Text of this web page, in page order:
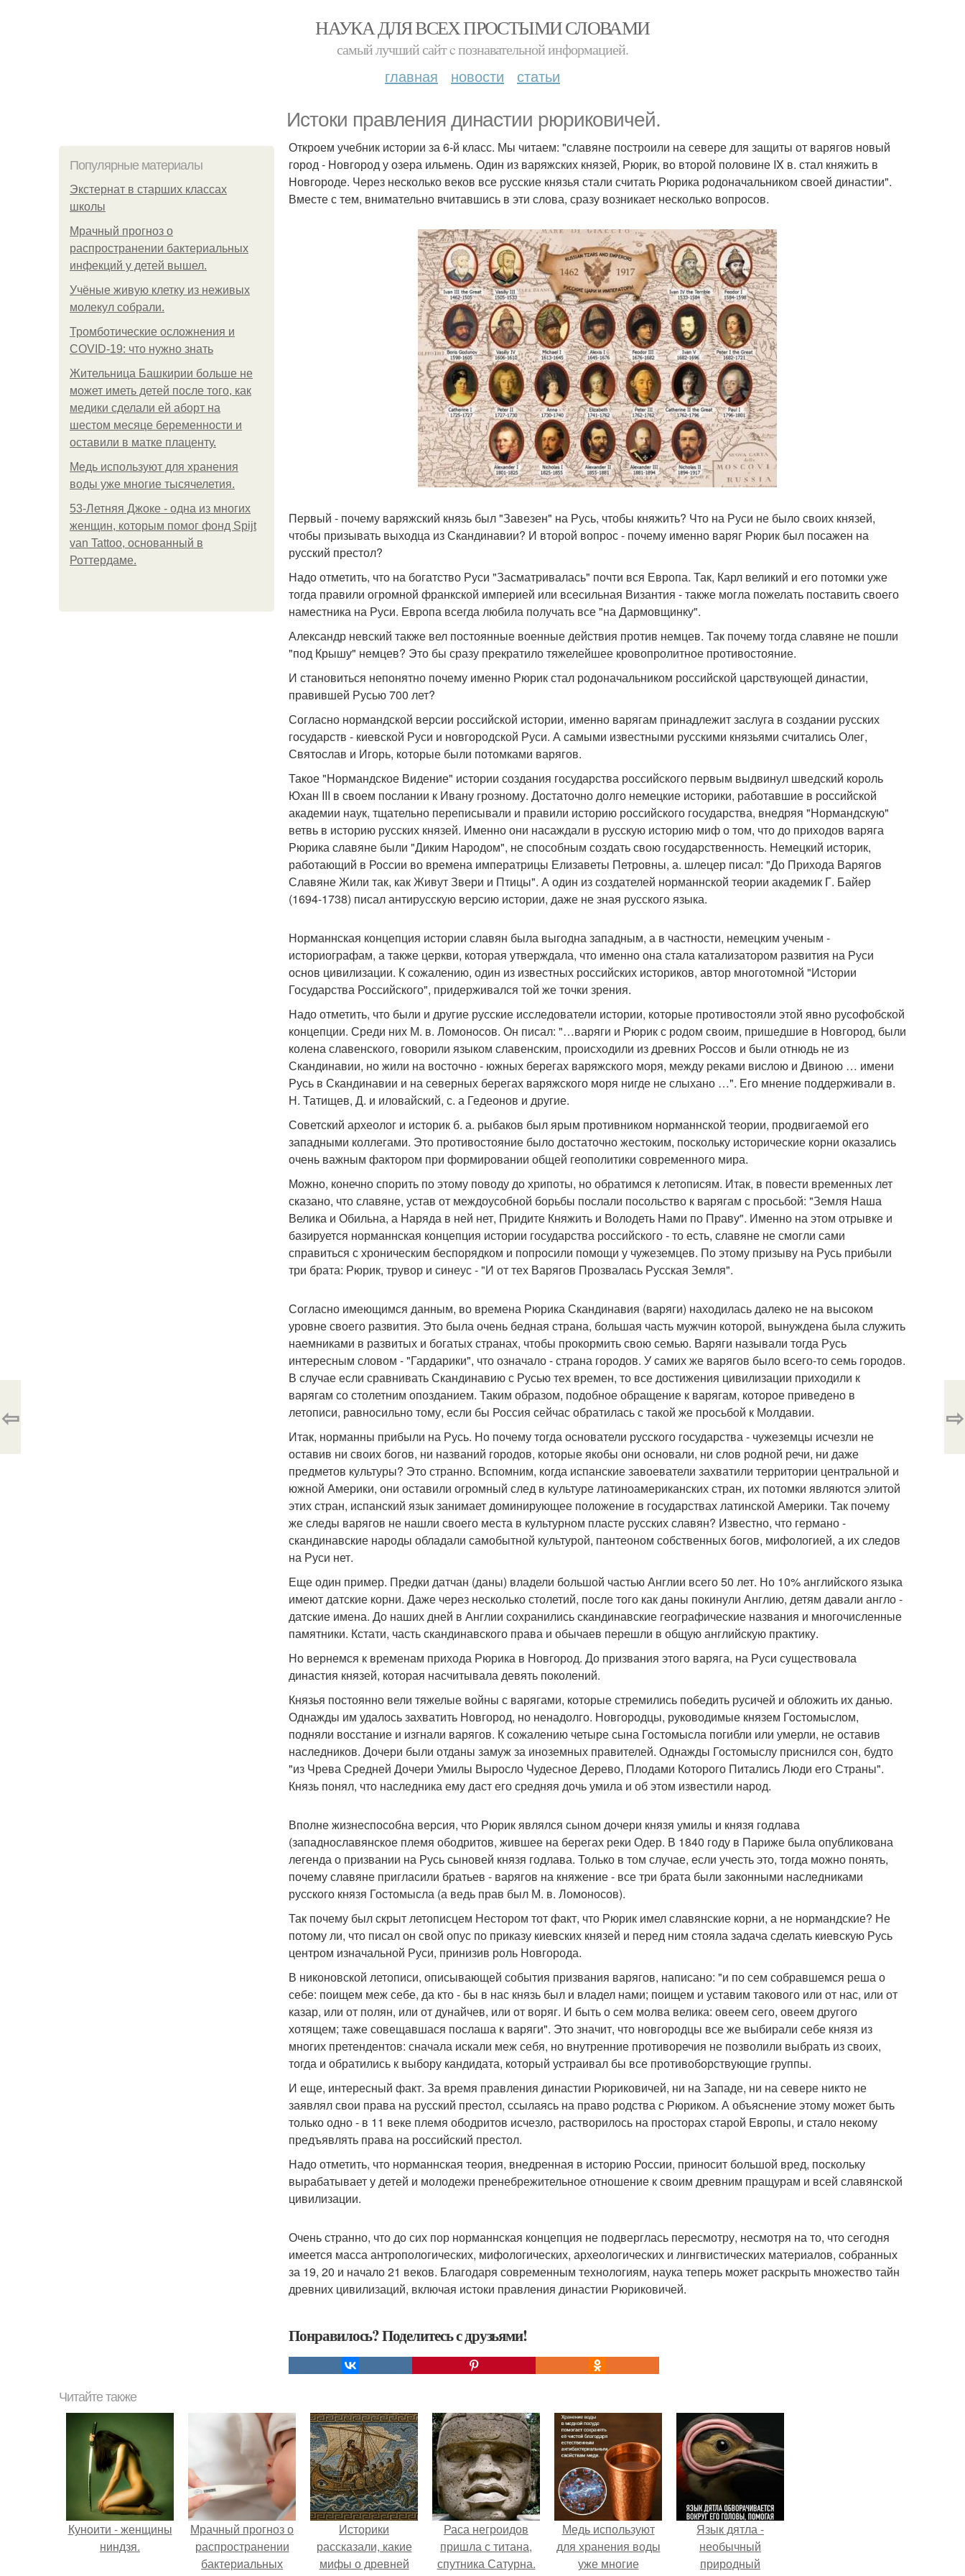
НАУКА ДЛЯ ВСЕХ ПРОСТЫМИ СЛОВАМИ
самый лучший сайт c познавательной информацией.
главная новости статьи
Истоки правления династии рюриковичей.
Популярные материалы
Экстернат в старших классах
школы
Мрачный прогноз о
распространении бактериальных
инфекций у детей вышел.
Учёные живую клетку из неживых
молекул собрали.
Тромботические осложнения и
COVID-19: что нужно знать
Жительница Башкирии больше не
может иметь детей после того, как
медики сделали ей аборт на
шестом месяце беременности и
оставили в матке плаценту.
Медь используют для хранения
воды уже многие тысячелетия.
53-Летняя Джоке - одна из многих
женщин, которым помог фонд Spijt
van Tattoo, основанный в
Роттердаме.
Откроем учебник истории за 6-й класс. Мы читаем: "славяне построили на севере для защиты от варягов новый
город - Новгород у озера ильмень. Один из варяжских князей, Рюрик, во второй половине IX в. стал княжить в
Новгороде. Через несколько веков все русские князья стали считать Рюрика родоначальником своей династии".
Вместе с тем, внимательно вчитавшись в эти слова, сразу возникает несколько вопросов.
Первый - почему варяжский князь был "Завезен" на Русь, чтобы княжить? Что на Руси не было своих князей,
чтобы призывать выходца из Скандинавии? И второй вопрос - почему именно варяг Рюрик был посажен на
русский престол?
Надо отметить, что на богатство Руси "Засматривалась" почти вся Европа. Так, Карл великий и его потомки уже
тогда правили огромной франкской империей или всесильная Византия - также могла пожелать поставить своего
наместника на Руси. Европа всегда любила получать все "на Дармовщинку".
Александр невский также вел постоянные военные действия против немцев. Так почему тогда славяне не пошли
"под Крышу" немцев? Это бы сразу прекратило тяжелейшее кровопролитное противостояние.
И становиться непонятно почему именно Рюрик стал родоначальником российской царствующей династии,
правившей Русью 700 лет?
Согласно нормандской версии российской истории, именно варягам принадлежит заслуга в создании русских
государств - киевской Руси и новгородской Руси. А самыми известными русскими князьями считались Олег,
Святослав и Игорь, которые были потомками варягов.
Такое "Нормандское Видение" истории создания государства российского первым выдвинул шведский король
Юхан III в своем послании к Ивану грозному. Достаточно долго немецкие историки, работавшие в российской
академии наук, тщательно переписывали и правили историю российского государства, внедряя "Нормандскую"
ветвь в историю русских князей. Именно они насаждали в русскую историю миф о том, что до приходов варяга
Рюрика славяне были "Диким Народом", не способным создать свою государственность. Немецкий историк,
работающий в России во времена императрицы Елизаветы Петровны, а. шлецер писал: "До Прихода Варягов
Славяне Жили так, как Живут Звери и Птицы". А один из создателей норманнской теории академик Г. Байер
(1694-1738) писал антирусскую версию истории, даже не зная русского языка.
Норманнская концепция истории славян была выгодна западным, а в частности, немецким ученым -
историографам, а также церкви, которая утверждала, что именно она стала катализатором развития на Руси
основ цивилизации. К сожалению, один из известных российских историков, автор многотомной "Истории
Государства Российского", придерживался той же точки зрения.
Надо отметить, что были и другие русские исследователи истории, которые противостояли этой явно русофобской
концепции. Среди них М. в. Ломоносов. Он писал: "…варяги и Рюрик с родом своим, пришедшие в Новгород, были
колена славенского, говорили языком славенским, происходили из древних Россов и были отнюдь не из
Скандинавии, но жили на восточно - южных берегах варяжского моря, между реками вислою и Двиною … имени
Русь в Скандинавии и на северных берегах варяжского моря нигде не слыхано …". Его мнение поддерживали в.
Н. Татищев, Д. и иловайский, с. а Гедеонов и другие.
Советский археолог и историк б. а. рыбаков был ярым противником норманнской теории, продвигаемой его
западными коллегами. Это противостояние было достаточно жестоким, поскольку исторические корни оказались
очень важным фактором при формировании общей геополитики современного мира.
Можно, конечно спорить по этому поводу до хрипоты, но обратимся к летописям. Итак, в повести временных лет
сказано, что славяне, устав от междоусобной борьбы послали посольство к варягам с просьбой: "Земля Наша
Велика и Обильна, а Наряда в ней нет, Придите Княжить и Володеть Нами по Праву". Именно на этом отрывке и
базируется норманнская концепция истории государства российского - то есть, славяне не смогли сами
справиться с хроническим беспорядком и попросили помощи у чужеземцев. По этому призыву на Русь прибыли
три брата: Рюрик, трувор и синеус - "И от тех Варягов Прозвалась Русская Земля".
Согласно имеющимся данным, во времена Рюрика Скандинавия (варяги) находилась далеко не на высоком
уровне своего развития. Это была очень бедная страна, большая часть мужчин которой, вынуждена была служить
наемниками в развитых и богатых странах, чтобы прокормить свою семью. Варяги называли тогда Русь
интересным словом - "Гардарики", что означало - страна городов. У самих же варягов было всего-то семь городов.
В случае если сравнивать Скандинавию с Русью тех времен, то все достижения цивилизации приходили к
варягам со столетним опозданием. Таким образом, подобное обращение к варягам, которое приведено в
летописи, равносильно тому, если бы Россия сейчас обратилась с такой же просьбой к Молдавии.
Итак, норманны прибыли на Русь. Но почему тогда основатели русского государства - чужеземцы исчезли не
оставив ни своих богов, ни названий городов, которые якобы они основали, ни слов родной речи, ни даже
предметов культуры? Это странно. Вспомним, когда испанские завоеватели захватили территории центральной и
южной Америки, они оставили огромный след в культуре латиноамериканских стран, их потомки являются элитой
этих стран, испанский язык занимает доминирующее положение в государствах латинской Америки. Так почему
же следы варягов не нашли своего места в культурном пласте русских славян? Известно, что германо -
скандинавские народы обладали самобытной культурой, пантеоном собственных богов, мифологией, а их следов
на Руси нет.
Еще один пример. Предки датчан (даны) владели большой частью Англии всего 50 лет. Но 10% английского языка
имеют датские корни. Даже через несколько столетий, после того как даны покинули Англию, детям давали англо -
датские имена. До наших дней в Англии сохранились скандинавские географические названия и многочисленные
памятники. Кстати, часть скандинавского права и обычаев перешли в общую английскую практику.
Но вернемся к временам прихода Рюрика в Новгород. До призвания этого варяга, на Руси существовала
династия князей, которая насчитывала девять поколений.
Князья постоянно вели тяжелые войны с варягами, которые стремились победить русичей и обложить их данью.
Однажды им удалось захватить Новгород, но ненадолго. Новгородцы, руководимые князем Гостомыслом,
подняли восстание и изгнали варягов. К сожалению четыре сына Гостомысла погибли или умерли, не оставив
наследников. Дочери были отданы замуж за иноземных правителей. Однажды Гостомыслу приснился сон, будто
"из Чрева Средней Дочери Умилы Выросло Чудесное Дерево, Плодами Которого Питались Люди его Страны".
Князь понял, что наследника ему даст его средняя дочь умила и об этом известили народ.
Вполне жизнеспособна версия, что Рюрик являлся сыном дочери князя умилы и князя годлава
(западнославянское племя ободритов, жившее на берегах реки Одер. В 1840 году в Париже была опубликована
легенда о призвании на Русь сыновей князя годлава. Только в том случае, если учесть это, тогда можно понять,
почему славяне пригласили братьев - варягов на княжение - все три брата были законными наследниками
русского князя Гостомысла (а ведь прав был М. в. Ломоносов).
Так почему был скрыт летописцем Нестором тот факт, что Рюрик имел славянские корни, а не нормандские? Не
потому ли, что писал он свой опус по приказу киевских князей и перед ним стояла задача сделать киевскую Русь
центром изначальной Руси, принизив роль Новгорода.
В никоновской летописи, описывающей события призвания варягов, написано: "и по сем собравшемся реша о
себе: поищем меж себе, да кто - бы в нас князь был и владел нами; поищем и уставим такового или от нас, или от
казар, или от полян, или от дунайчев, или от воряг. И быть о сем молва велика: овеем сего, овеем другого
хотящем; таже совещавшася послаша к варяги". Это значит, что новгородцы все же выбирали себе князя из
многих претендентов: сначала искали меж себя, но внутренние противоречия не позволили выбрать из своих,
тогда и обратились к выбору кандидата, который устраивал бы все противоборствующие группы.
И еще, интересный факт. За время правления династии Рюриковичей, ни на Западе, ни на севере никто не
заявлял свои права на русский престол, ссылаясь на право родства с Рюриком. А объяснение этому может быть
только одно - в 11 веке племя ободритов исчезло, растворилось на просторах старой Европы, и стало некому
предъявлять права на российский престол.
Надо отметить, что норманнская теория, внедренная в историю России, приносит большой вред, поскольку
вырабатывает у детей и молодежи пренебрежительное отношение к своим древним пращурам и всей славянской
цивилизации.
Очень странно, что до сих пор норманнская концепция не подверглась пересмотру, несмотря на то, что сегодня
имеется масса антропологических, мифологических, археологических и лингвистических материалов, собранных
за 19, 20 и начало 21 веков. Благодаря современным технологиям, наука теперь может раскрыть множество тайн
древних цивилизаций, включая истоки правления династии Рюриковичей.
Понравилось? Поделитесь с друзьями!
⇦ ⇨
Читайте также
Куноити - женщины
ниндзя.
Мрачный прогноз о
распространении
бактериальных
Историки
рассказали, какие
мифы о древней
Раса негроидов
пришла с титана,
спутника Сатурна.
Медь используют
для хранения воды
уже многие
Язык дятла -
необычный
природный